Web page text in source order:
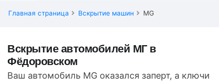
Главная страница Вскрытие машин MG
Вскрытие автомобилей МГ в
Фёдоровском
Ваш автомобиль MG оказался заперт, а ключи